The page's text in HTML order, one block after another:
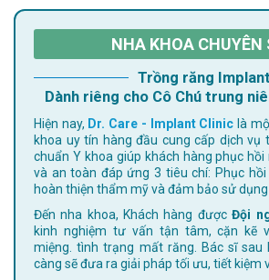
NHA KHOA CHUYÊN
Trồng răng Implant
Dành riêng cho Cô Chú trung
Hiện nay, Dr. Care - Implant Clinic là
khoa uy tín hàng đầu cung cấp dịch vụ
chuẩn Y khoa giúp khách hàng phục
và an toàn đáp ứng 3 tiêu chí: Phục hồi
hoàn thiện thẩm mỹ và đảm bảo sử dụng
Đến nha khoa, Khách hàng đượcĐội
kinh nghiệm tư vấn tận tâm, cặn kẽ
miệng. tình trạng mất răng. Bác sĩ
càng sẽ đưa ra giải pháp tối ưu, tiết kiệm